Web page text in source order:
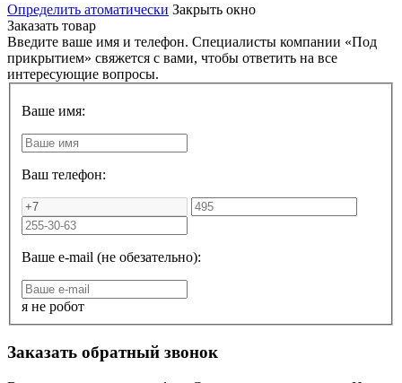
Определить атоматически Закрыть окно
Заказать товар
Введите ваше имя и телефон. Специалисты компании «Под
прикрытием» свяжется с вами, чтобы ответить на все
интересующие вопросы.
Ваше имя:
Ваш телефон:
Ваше e-mail (не обезательно):
я не робот
Заказать обратный звонок